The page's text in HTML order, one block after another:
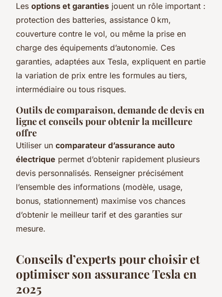
Les options et garanties jouent un rôle important :
protection des batteries, assistance 0 km,
couverture contre le vol, ou même la prise en
charge des équipements d’autonomie. Ces
garanties, adaptées aux Tesla, expliquent en partie
la variation de prix entre les formules au tiers,
intermédiaire ou tous risques.
Outils de comparaison, demande de devis en
ligne et conseils pour obtenir la meilleure
offre
Utiliser un comparateur d’assurance auto
électrique permet d’obtenir rapidement plusieurs
devis personnalisés. Renseigner précisément
l’ensemble des informations (modèle, usage,
bonus, stationnement) maximise vos chances
d’obtenir le meilleur tarif et des garanties sur
mesure.
Conseils d’experts pour choisir et
optimiser son assurance Tesla en
2025